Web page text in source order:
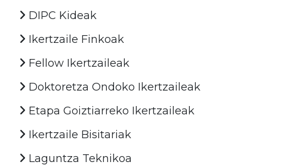
DIPC Kideak
Ikertzaile Finkoak
Fellow Ikertzaileak
Doktoretza Ondoko Ikertzaileak
Etapa Goiztiarreko Ikertzaileak
Ikertzaile Bisitariak
Laguntza Teknikoa